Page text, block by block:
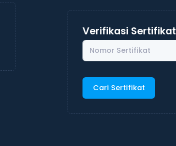
Verifikasi Sertifikat
Cari Sertifikat